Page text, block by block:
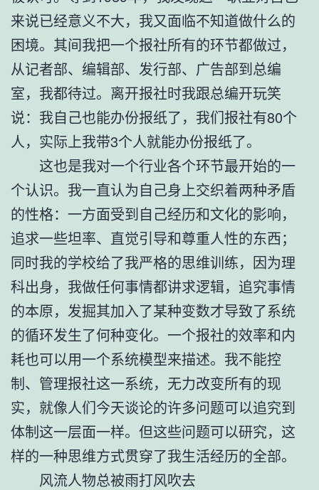
来说已经意义不大，我又面临不知道做什么的
困境。其间我把一个报社所有的环节都做过，
从记者部、编辑部、发行部、广告部到总编
室，我都待过。离开报社时我跟总编开玩笑
说：我自己也能办份报纸了，我们报社有80个
人，实际上我带3个人就能办份报纸了。
这也是我对一个行业各个环节最开始的一
个认识。我一直认为自己身上交织着两种矛盾
的性格：一方面受到自己经历和文化的影响，
追求一些坦率、直觉引导和尊重人性的东西；
同时我的学校给了我严格的思维训练，因为理
科出身，我做任何事情都讲求逻辑，追究事情
的本原，发掘其加入了某种变数才导致了系统
的循环发生了何种变化。一个报社的效率和内
耗也可以用一个系统模型来描述。我不能控
制、管理报社这一系统，无力改变所有的现
实，就像人们今天谈论的许多问题可以追究到
体制这一层面一样。但这些问题可以研究，这
样的一种思维方式贯穿了我生活经历的全部。
风流人物总被雨打风吹去